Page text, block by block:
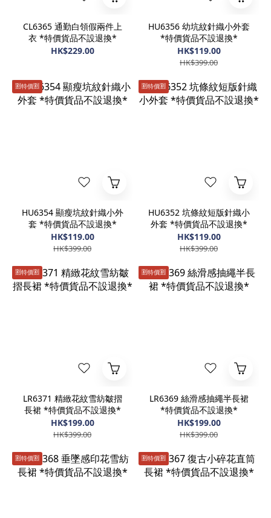
CL6365 通勤白領假兩件上
衣 *特價貨品不設退換*
HK$229.00
HU6356 幼坑紋針織小外套
*特價貨品不設退換*
HK$119.00
HK$399.00
🈹️特價🈹️
HU6354 顯瘦坑紋針織小外
套 *特價貨品不設退換*
HK$119.00
HK$399.00
🈹️特價🈹️
HU6352 坑條紋短版針織小
外套 *特價貨品不設退換*
HK$119.00
HK$399.00
🈹️特價🈹️
LR6371 精緻花紋雪紡皺摺
長裙 *特價貨品不設退換*
HK$199.00
HK$399.00
🈹️特價🈹️
LR6369 絲滑感抽繩半長裙
*特價貨品不設退換*
HK$199.00
HK$399.00
🈹️特價🈹️ 🈹️特價🈹️